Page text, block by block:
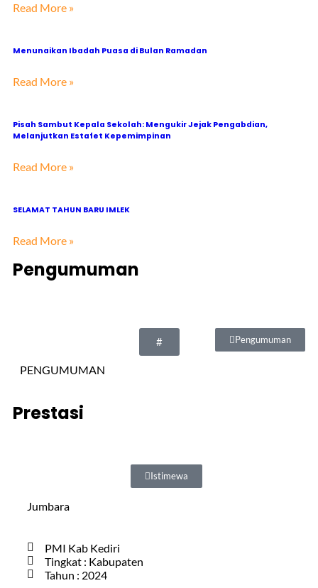
Read More »
Menunaikan Ibadah Puasa di Bulan Ramadan
Read More »
Pisah Sambut Kepala Sekolah: Mengukir Jejak Pengabdian,
Melanjutkan Estafet Kepemimpinan
Read More »
SELAMAT TAHUN BARU IMLEK
Read More »
Pengumuman
Pengumuman
#
PENGUMUMAN
Prestasi
Istimewa
Jumbara
PMI Kab Kediri
Tingkat : Kabupaten
Tahun : 2024